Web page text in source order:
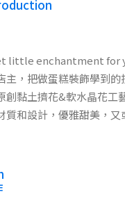
little enchantment for
主，把做蛋糕裝飾學到
創黏土擠花&軟水晶花工
質和設計，優雅甜美，又